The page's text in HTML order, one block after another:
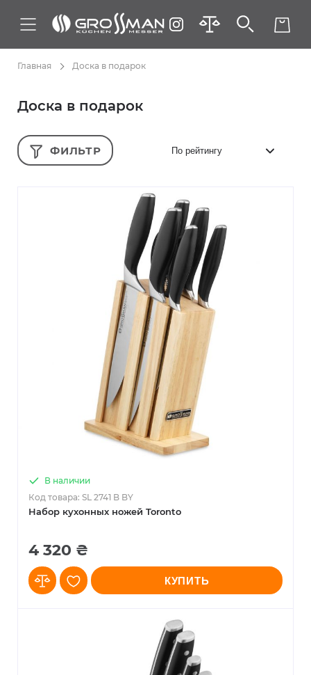
Главная Доска в подарок
Доска в подарок
Набор кухонных ножей Toronto
В наличии
Код товара: SL 2741 B BY
4 320 ₴
КУПИТЬ
ФИЛЬТР